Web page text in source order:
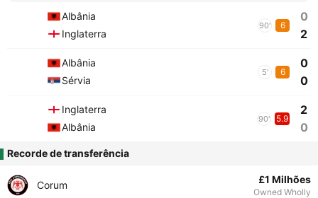
Albânia
Inglaterra
90' 6
0
2
Albânia
Sérvia
5' 6
0
0
Inglaterra
Albânia
90' 5.9
2
0
Recorde de transferência
Corum £1 Milhões
Owned Wholly